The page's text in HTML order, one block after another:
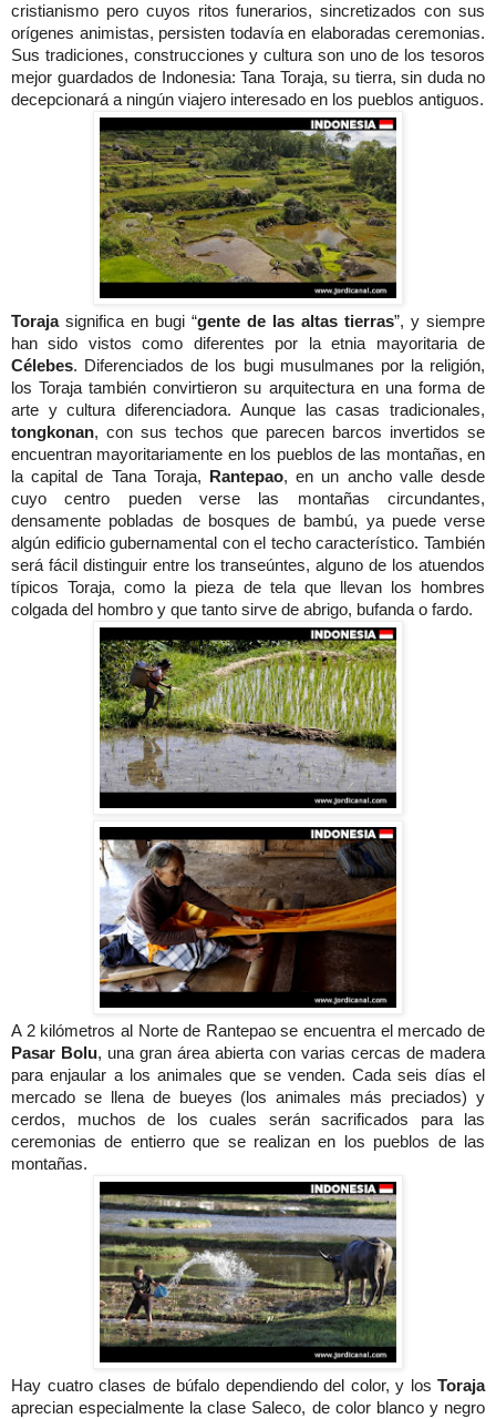
cristianismo pero cuyos ritos funerarios, sincretizados con sus
orígenes animistas, persisten todavía en elaboradas ceremonias.
Sus tradiciones, construcciones y cultura son uno de los tesoros
mejor guardados de Indonesia: Tana Toraja, su tierra, sin duda no
decepcionará a ningún viajero interesado en los pueblos antiguos.
Torajasignifica en bugi “gente de las altas tierras”, y siempre
han sido vistos como diferentes por la etnia mayoritaria de
Célebes. Diferenciados de los bugi musulmanes por la religión,
los Toraja también convirtieron su arquitectura en una forma de
arte y cultura diferenciadora. Aunque las casas tradicionales,
tongkonan, con sus techos que parecen barcos invertidos se
encuentran mayoritariamente en los pueblos de las montañas, en
la capital de Tana Toraja,
Rantepao, en un ancho valle desde
cuyo centro pueden verse las montañas circundantes,
densamente pobladas de bosques de bambú, ya puede verse
algún edificio gubernamental con el techo característico. También
será fácil distinguir entre los transeúntes, alguno de los atuendos
típicos Toraja, como la pieza de tela que llevan los hombres
colgada del hombro y que tanto sirve de abrigo, bufanda o fardo.
A 2 kilómetros al Norte de Rantepao se encuentra el mercado de
Pasar Bolu, una gran área abierta con varias cercas de madera
para enjaular a los animales que se venden. Cada seis días el
mercado se llena de bueyes (los animales más preciados) y
cerdos, muchos de los cuales serán sacrificados para las
ceremonias de entierro que se realizan en los pueblos de las
montañas.
Hay cuatro clases de búfalo dependiendo del color, y los Toraja
aprecian especialmente la clase Saleco, de color blanco y negro